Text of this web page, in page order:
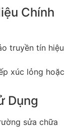
Chính
truyền tín hiệu
xúc lỏng hoặc
Dụng
sửa chữa